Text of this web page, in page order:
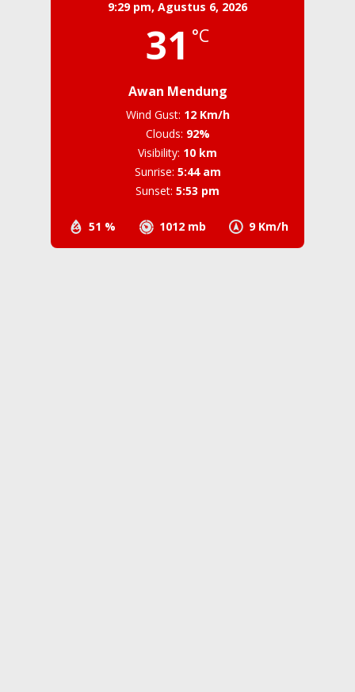
9:29 pm, Agustus 6, 2026
31 °C
Awan Mendung
51 % 1012 mb 9 Km/h
Wind Gust: 12 Km/h
Clouds: 92%
Visibility: 10 km
Sunrise: 5:44 am
Sunset: 5:53 pm